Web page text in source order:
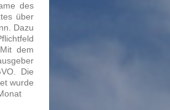
des
über
Dazu
dem
Die
wurde